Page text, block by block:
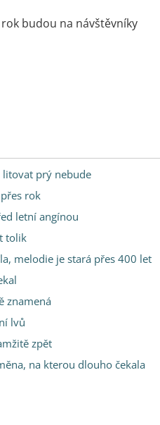
budou na návštěvníky
litovat prý nebude
rok
letní angínou
tolik
melodie je stará přes 400 let
znamená
lvů
zpět
na kterou dlouho čekala